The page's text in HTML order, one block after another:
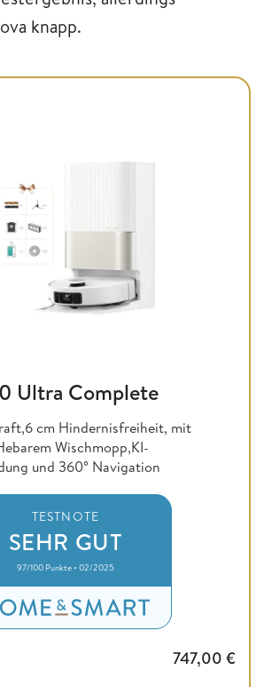
knapp.
Ultra Complete
cm Hindernisfreiheit, mit
Wischmopp,KI-
und 360° Navigation
TESTNOTE
SEHR GUT
97/100 Punkte • 02/2025
747,00 €